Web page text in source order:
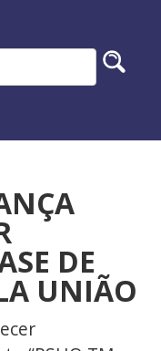
DE
UNIÃO